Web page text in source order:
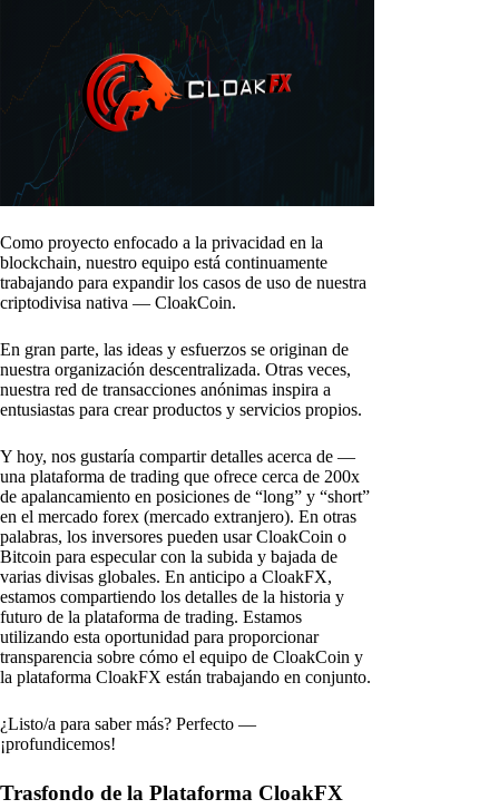
Como proyecto enfocado a la privacidad en la
blockchain, nuestro equipo está continuamente
trabajando para expandir los casos de uso de nuestra
criptodivisa nativa — CloakCoin.
En gran parte, las ideas y esfuerzos se originan de
nuestra organización descentralizada. Otras veces,
nuestra red de transacciones anónimas inspira a
entusiastas para crear productos y servicios propios.
Y hoy, nos gustaría compartir detalles acerca de —
una plataforma de trading que ofrece cerca de 200x
de apalancamiento en posiciones de “long” y “short”
en el mercado forex (mercado extranjero). En otras
palabras, los inversores pueden usar CloakCoin o
Bitcoin para especular con la subida y bajada de
varias divisas globales. En anticipo a CloakFX,
estamos compartiendo los detalles de la historia y
futuro de la plataforma de trading. Estamos
utilizando esta oportunidad para proporcionar
transparencia sobre cómo el equipo de CloakCoin y
la plataforma CloakFX están trabajando en conjunto.
¿Listo/a para saber más? Perfecto —
¡profundicemos!
Trasfondo de la Plataforma CloakFX